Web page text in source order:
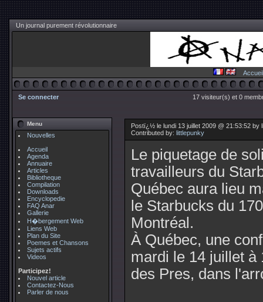
Un journal purement révolutionnaire
Accueil
Se connecter 17 visiteur(s) et 0
Menu
Nouvelles
Accueil
Agenda
Annuaire
Articles
Bibliotheque
Compilation
Downloads
Encyclopedie
FAQ Anar
Gallerie
H�bergement Web
Liens Web
Plan du Site
Poemes et Chansons
Sujets actifs
Videos
Participez!
Nouvel article
Contactez-Nous
Parler de nous
Postï¿½ le lundi 13 juillet 2009 @ 21:53:52 by
Contributed by: littlepunky
Le piquetage de
travailleurs du
Québec aura lieu
le Starbucks du
Montréal.
À Québec, une
mardi le 14 juillet à
des Pres, dans